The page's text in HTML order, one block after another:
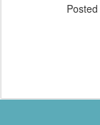
Posted